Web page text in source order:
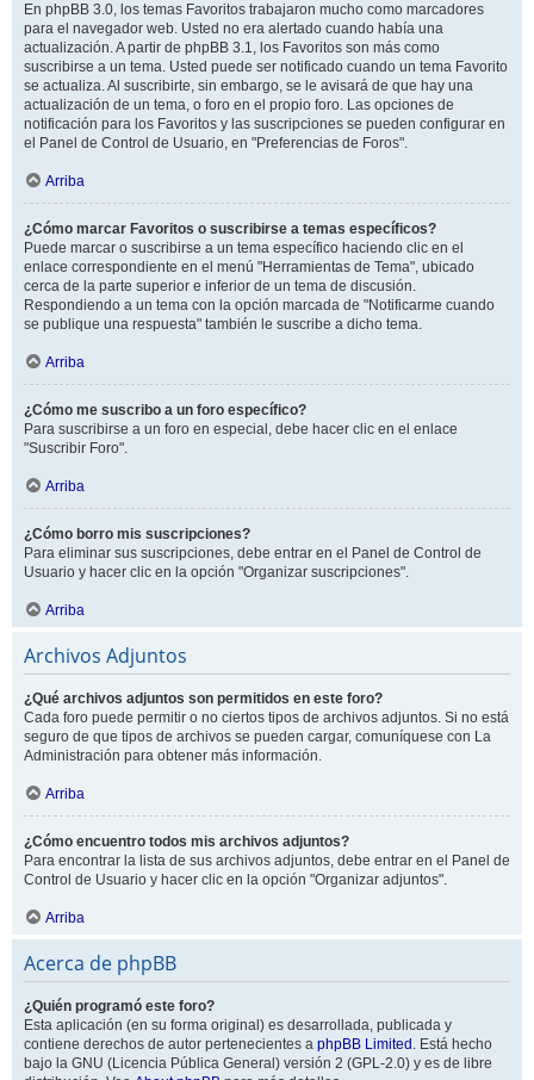
En phpBB 3.0, los temas Favoritos trabajaron mucho como marcadores
para el navegador web. Usted no era alertado cuando había una
actualización. A partir de phpBB 3.1, los Favoritos son más como
suscribirse a un tema. Usted puede ser notificado cuando un tema Favorito
se actualiza. Al suscribirte, sin embargo, se le avisará de que hay una
actualización de un tema, o foro en el propio foro. Las opciones de
notificación para los Favoritos y las suscripciones se pueden configurar en
el Panel de Control de Usuario, en "Preferencias de Foros".
Arriba
¿Cómo marcar Favoritos o suscribirse a temas específicos?
Puede marcar o suscribirse a un tema específico haciendo clic en el
enlace correspondiente en el menú "Herramientas de Tema", ubicado
cerca de la parte superior e inferior de un tema de discusión.
Respondiendo a un tema con la opción marcada de "Notificarme cuando
se publique una respuesta" también le suscribe a dicho tema.
Arriba
¿Cómo me suscribo a un foro específico?
Para suscribirse a un foro en especial, debe hacer clic en el enlace
"Suscribir Foro".
Arriba
¿Cómo borro mis suscripciones?
Para eliminar sus suscripciones, debe entrar en el Panel de Control de
Usuario y hacer clic en la opción "Organizar suscripciones".
Arriba
Archivos Adjuntos
¿Qué archivos adjuntos son permitidos en este foro?
Cada foro puede permitir o no ciertos tipos de archivos adjuntos. Si no está
seguro de que tipos de archivos se pueden cargar, comuníquese con La
Administración para obtener más información.
Arriba
¿Cómo encuentro todos mis archivos adjuntos?
Para encontrar la lista de sus archivos adjuntos, debe entrar en el Panel de
Control de Usuario y hacer clic en la opción "Organizar adjuntos".
Arriba
Acerca de phpBB
¿Quién programó este foro?
Esta aplicación (en su forma original) es desarrollada, publicada y
contiene derechos de autor pertenecientes a phpBB Limited . Está hecho
bajo la GNU (Licencia Pública General) versión 2 (GPL-2.0) y es de libre